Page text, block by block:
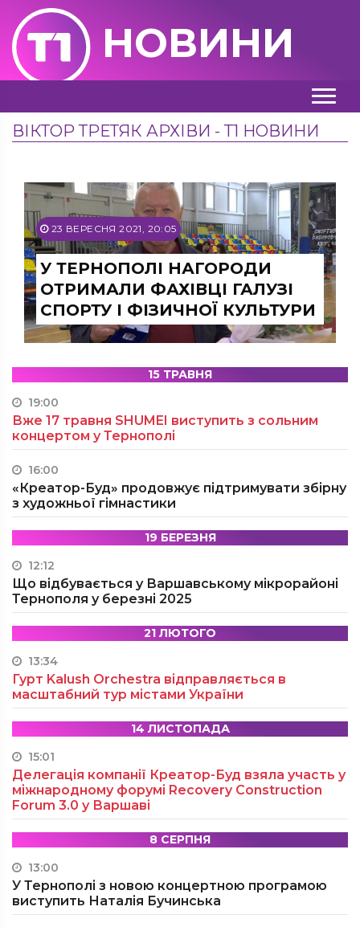
НОВИНИ
ВІКТОР ТРЕТЯК АРХІВИ - Т1 НОВИНИ
23 ВЕРЕСНЯ 2021, 20:05
У ТЕРНОПОЛІ НАГОРОДИ
ОТРИМАЛИ ФАХІВЦІ ГАЛУЗІ
СПОРТУ І ФІЗИЧНОЇ КУЛЬТУРИ
15 ТРАВНЯ
19:00
Вже 17 травня SHUMEI виступить з сольним
концертом у Тернополі
16:00
«Креатор-Буд» продовжує підтримувати збірну
з художньої гімнастики
19 БЕРЕЗНЯ
12:12
Що відбувається у Варшавському мікрорайоні
Тернополя у березні 2025
21 ЛЮТОГО
13:34
Гурт Kalush Orchestra відправляється в
масштабний тур містами України
14 ЛИСТОПАДА
15:01
Делегація компанії Креатор-Буд взяла участь у
міжнародному форумі Recovery Construction
Forum 3.0 у Варшаві
8 СЕРПНЯ
13:00
У Тернополі з новою концертною програмою
виступить Наталія Бучинська